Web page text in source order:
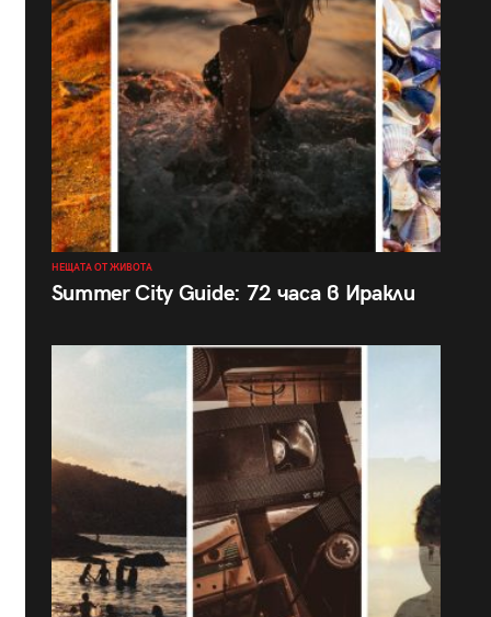
НЕЩАТА ОТ ЖИВОТА
Summer City Guide: 72 часа в Иракли